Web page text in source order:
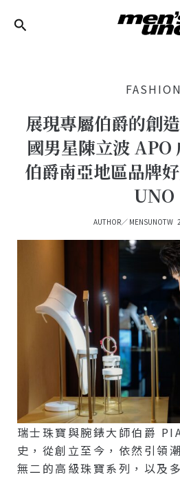
FASHION
展現專屬伯爵的創
國男星陳立波
伯爵南亞地區品牌
UNO
AUTHOR／ MENSUNOTW
瑞士珠寶與腕錶大師伯爵
史，從創立至今，依然引領
無二的高級珠寶系列，以及
Navigation